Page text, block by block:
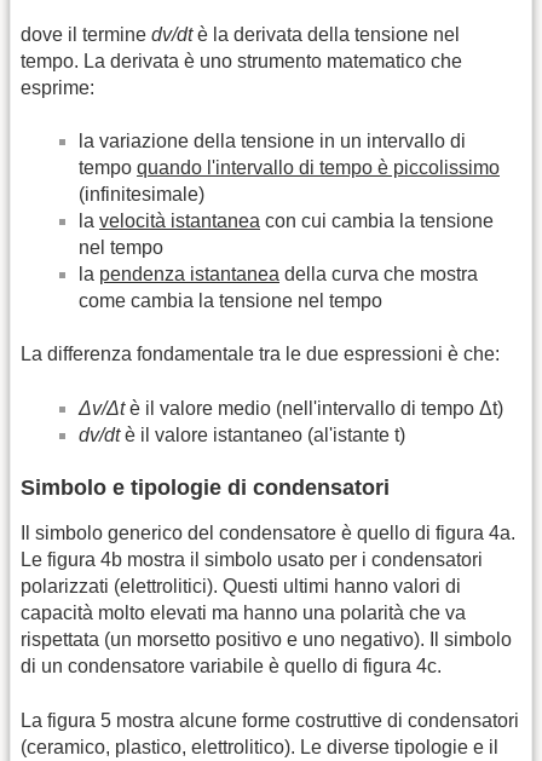
dove il termine dv/dtè la derivata della tensione nel
tempo. La derivata è uno strumento matematico che
esprime:
la variazione della tensione in un intervallo di
tempo quando l'intervallo di tempo è piccolissimo
(infinitesimale)
la velocità istantanea con cui cambia la tensione
nel tempo
la pendenza istantanea della curva che mostra
come cambia la tensione nel tempo
La differenza fondamentale tra le due espressioni è che:
Δv/Δtè il valore medio (nell'intervallo di tempo Δt)
dv/dtè il valore istantaneo (al'istante t)
Simbolo e tipologie di condensatori
Il simbolo generico del condensatore è quello di figura 4a.
Le figura 4b mostra il simbolo usato per i condensatori
polarizzati (elettrolitici). Questi ultimi hanno valori di
capacità molto elevati ma hanno una polarità che va
rispettata (un morsetto positivo e uno negativo). Il simbolo
di un condensatore variabile è quello di figura 4c.
La figura 5 mostra alcune forme costruttive di condensatori
(ceramico, plastico, elettrolitico). Le diverse tipologie e il